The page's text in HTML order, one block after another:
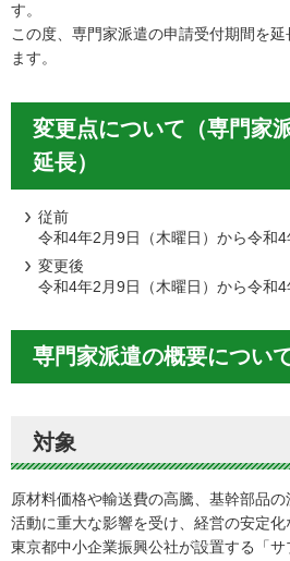
す。
この度、専門家派遣の申請受付期間を
ます。
変更点について（専門家
延長）
従前
令和4年2月9日（木曜日）から令和
変更後
令和4年2月9日（木曜日）から令和
専門家派遣の概要につい
対象
原材料価格や輸送費の高騰、基幹部品
活動に重大な影響を受け、経営の安定
東京都中小企業振興公社が設置する「